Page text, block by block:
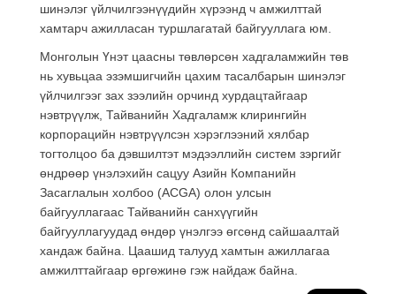
шинэлэг үйлчилгээнүүдийн хүрээнд ч амжилттай
хамтарч ажилласан туршлагатай байгууллага юм.
Монголын Үнэт цаасны төвлөрсөн хадгаламжийн төв
нь хувьцаа эзэмшигчийн цахим тасалбарын шинэлэг
үйлчилгээг зах зээлийн орчинд хурдацтайгаар
нэвтрүүлж, Тайванийн Хадгаламж клирингийн
корпорацийн нэвтрүүлсэн хэрэглээний хялбар
тогтолцоо ба дэвшилтэт мэдээллийн систем зэргийг
өндрөөр үнэлэхийн сацуу Азийн Компанийн
Засаглалын холбоо (ACGA) олон улсын
байгууллагаас Тайванийн санхүүгийн
байгууллагуудад өндөр үнэлгээ өгсөнд сайшаалтай
хандаж байна. Цаашид талууд хамтын ажиллагаа
амжилттайгаар өргөжинө гэж найдаж байна.